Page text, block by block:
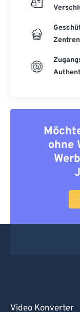
Zentren
ohne
Video Konverter